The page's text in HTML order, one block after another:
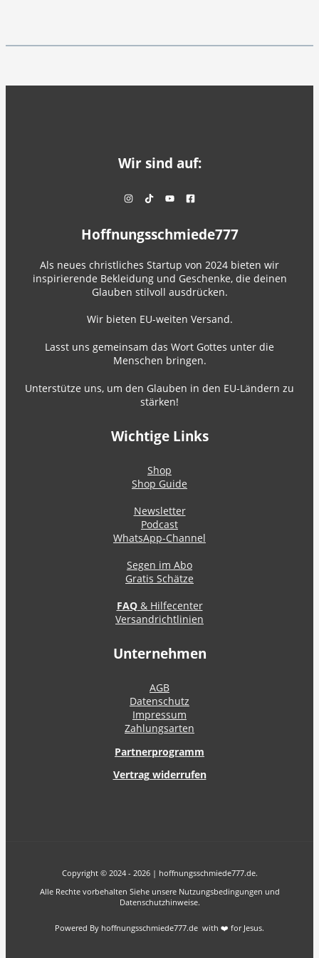
Wir sind auf:
Hoffnungsschmiede777
Als neues christliches Startup von 2024 bieten wir
inspirierende Bekleidung und Geschenke, die deinen
Glauben stilvoll ausdrücken.
Wir bieten EU-weiten Versand.
Lasst uns gemeinsam das Wort Gottes unter die
Menschen bringen.
Unterstütze uns, um den Glauben in den EU-Ländern zu
stärken!
Wichtige Links
Shop
Shop Guide
Newsletter
Podcast
WhatsApp-Channel
Segen im Abo
Gratis Schätze
FAQ& Hilfecenter
Versandrichtlinien
Unternehmen
AGB
Datenschutz
Impressum
Zahlungsarten
Partnerprogramm
Vertrag widerrufen
Copyright © 2024 - 2026 | hoffnungsschmiede777.de.
Alle Rechte vorbehalten Siehe unsere Nutzungsbedingungen und
Datenschutzhinweise.
Powered By hoffnungsschmiede777.de with ❤️ for Jesus.